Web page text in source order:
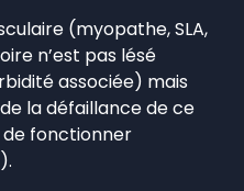
(myopathe, SLA,
n’est pas lésé
associée) mais
la défaillance de ce
fonctionner